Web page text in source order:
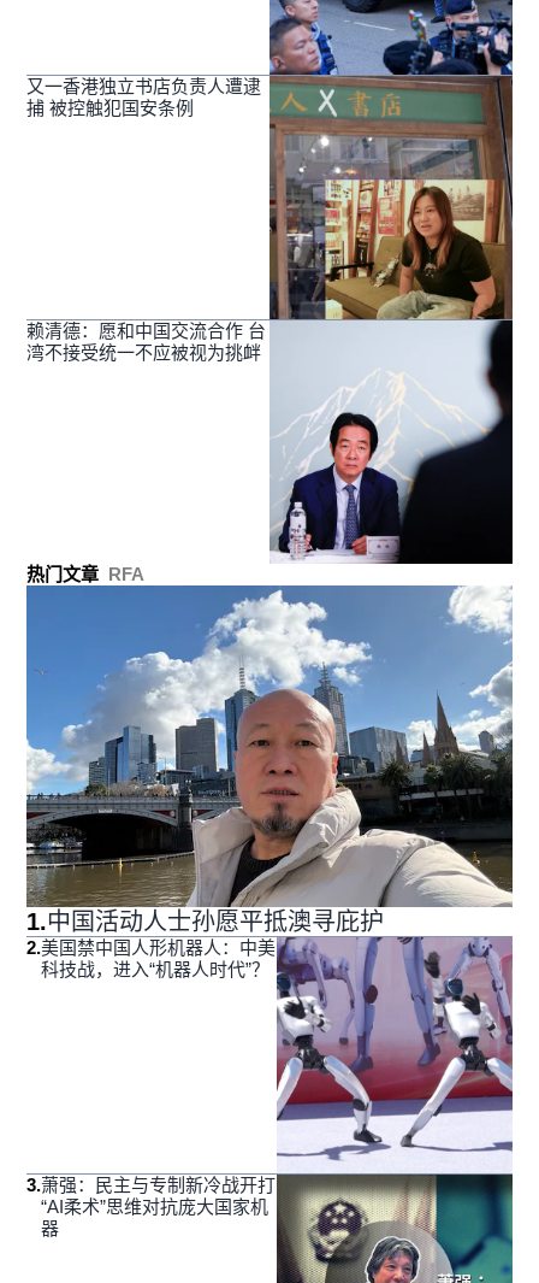
又一香港独立书店负责人遭逮
捕 被控触犯国安条例
赖清德：愿和中国交流合作 台
湾不接受统一不应被视为挑衅
热门文章 RFA
1.中国活动人士孙愿平抵澳寻庇护
2.美国禁中国人形机器人：中美
科技战，进入“机器人时代”？
3.萧强：民主与专制新冷战开打
“AI柔术”思维对抗庞大国家机
器